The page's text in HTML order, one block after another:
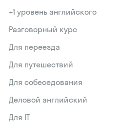
+1 уровень английского
Разговорный курс
Для переезда
Для путешествий
Для собеседования
Деловой английский
Для IT